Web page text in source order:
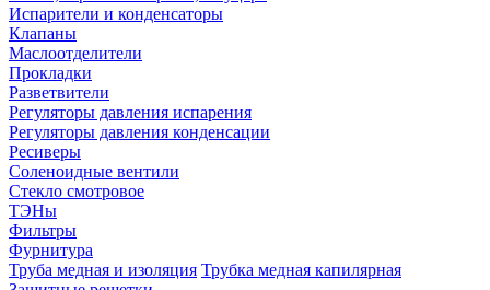
Испарители и конденсаторы
Клапаны
Маслоотделители
Прокладки
Разветвители
Регуляторы давления испарения
Регуляторы давления конденсации
Ресиверы
Соленоидные вентили
Стекло смотровое
ТЭНы
Фильтры
Фурнитура
Труба медная и изоляция Трубка медная капилярная